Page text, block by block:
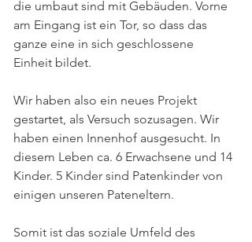
die umbaut sind mit Gebäuden. Vorne
am Eingang ist ein Tor, so dass das
ganze eine in sich geschlossene
Einheit bildet.
Wir haben also ein neues Projekt
gestartet, als Versuch sozusagen. Wir
haben einen Innenhof ausgesucht. In
diesem Leben ca. 6 Erwachsene und 14
Kinder. 5 Kinder sind Patenkinder von
einigen unseren Pateneltern.
Somit ist das soziale Umfeld des